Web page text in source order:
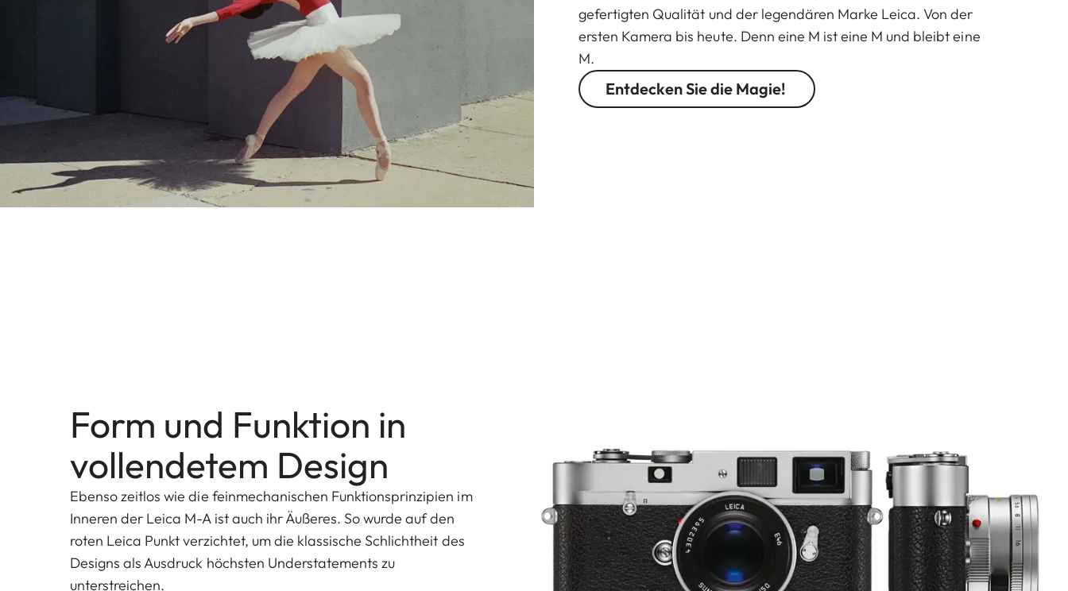
gefertigten Qualität und der legendären Marke Leica. Von der
ersten Kamera bis heute. Denn eine M ist eine M und bleibt eine
M.
Entdecken Sie die Magie!
Form und Funktion in
vollendetem Design
Ebenso zeitlos wie die feinmechanischen Funktionsprinzipien im
Inneren der Leica M-A ist auch ihr Äußeres. So wurde auf den
roten Leica Punkt verzichtet, um die klassische Schlichtheit des
Designs als Ausdruck höchsten Understatements zu
unterstreichen.